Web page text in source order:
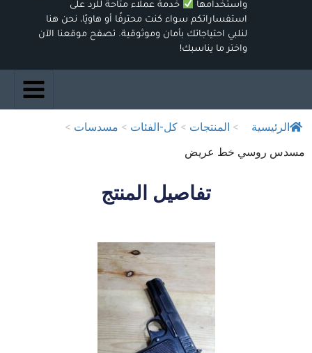
واستخدامها
خدمة عملاء متاحة للرد على
استفساراتكم سواء كنت محترفًا أو هاويًا، نحن هنا
لنلبي احتياجاتك بأمان وموثوقية. تصفح موقعنا الآن
واختر ما يناسبك!
الرئيسية > المنتجات > كل-الفئات > مسدسات >
مسدس روسي خط عريض
تفاصيل المنتج